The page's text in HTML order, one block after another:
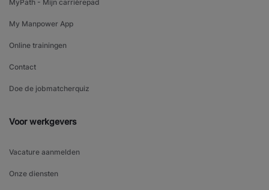
MyPath - Mijn carrièrepad
My Manpower App
Online trainingen
Contact
Doe de jobmatcherquiz
Voor werkgevers
Vacature aanmelden
Onze diensten